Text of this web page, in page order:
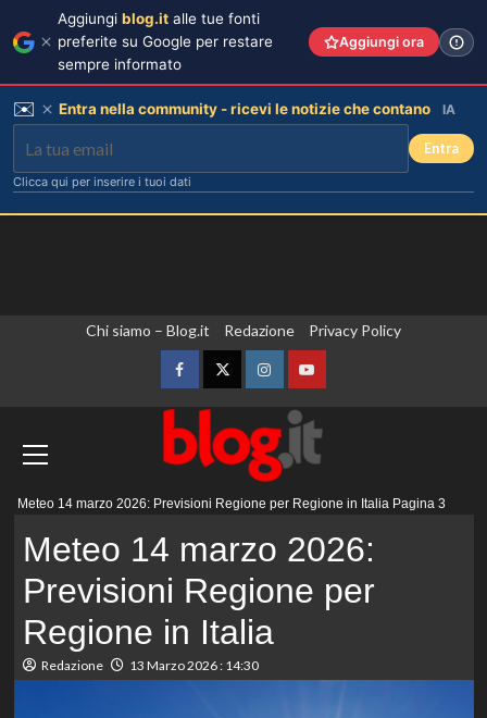
Chi siamo – Blog.it Redazione Privacy Policy
FacebookTwitterInstagramYouTube
Meteo 14 marzo 2026: Previsioni Regione per Regione in Italia Pagina 3
Meteo 14 marzo 2026:
Previsioni Regione per
Regione in Italia
Redazione 13 Marzo 2026 : 14:30
Aggiungi blog.it alle tue fonti
preferite su Google per restare
sempre informato
Aggiungi ora
✉️ Entra nella community - ricevi le notizie che contano IA
Entra
Clicca qui per inserire i tuoi dati